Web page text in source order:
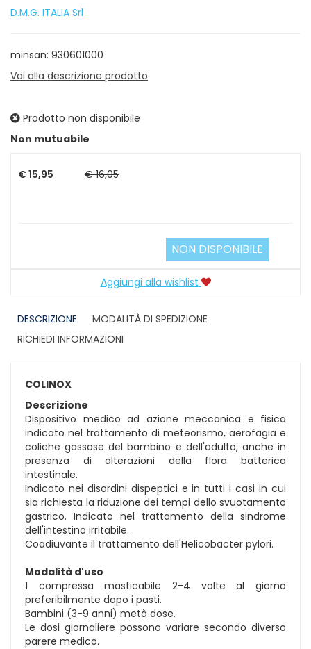
D.M.G. ITALIA Srl
minsan: 930601000
Vai alla descrizione prodotto
Prodotto non disponibile
Non mutuabile
Prezzo
€ 15,95 € 16,05
NON DISPONIBILE
Aggiungi alla wishlist
DESCRIZIONE
MODALITÀ DI SPEDIZIONE
RICHIEDI INFORMAZIONI
COLINOX
Descrizione
Dispositivo medico ad azione meccanica e fisica
indicato nel trattamento di meteorismo, aerofagia e
coliche gassose del bambino e dell'adulto, anche in
presenza di alterazioni della flora batterica
intestinale.
Indicato nei disordini dispeptici e in tutti i casi in cui
sia richiesta la riduzione dei tempi dello svuotamento
gastrico. Indicato nel trattamento della sindrome
dell'intestino irritabile.
Coadiuvante il trattamento dell'Helicobacter pylori.
Modalità d'uso
1 compressa masticabile 2-4 volte al giorno
preferibilmente dopo i pasti.
Bambini (3-9 anni) metà dose.
Le dosi giornaliere possono variare secondo diverso
parere medico.